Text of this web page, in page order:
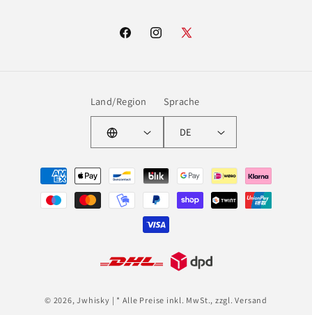
FacebookInstagram
X
Land/Region Sprache
DE
Zahlungsmethoden
© 2026,Jwhisky | * Alle Preise inkl. MwSt., zzgl. Versand